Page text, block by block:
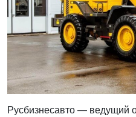
Русбизнесавто — ведущий